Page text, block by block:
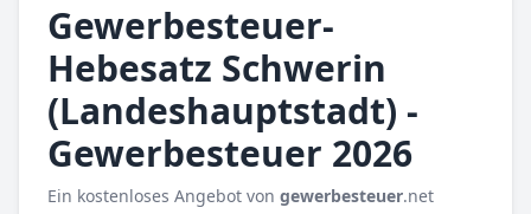
Gewerbesteuer-
Hebesatz Schwerin
(Landeshauptstadt) -
Gewerbesteuer 2026
Ein kostenloses Angebot von gewerbesteuer.net